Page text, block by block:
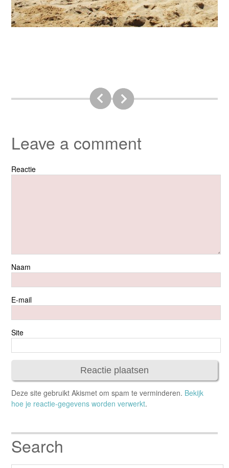
Leave a comment
Reactie
Naam
E-mail
Site
Deze site gebruikt Akismet om spam te verminderen. Bekijk
hoe je reactie-gegevens worden verwerkt.
Search